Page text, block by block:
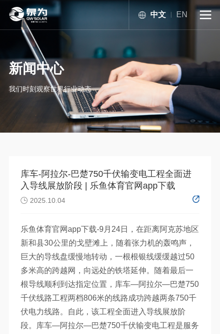
中文 EN 
新闻中心
我们时刻观察世界行业动态
库车-阿拉尔-巴楚750千伏输变电工程全面进
入导线展放阶段 | 乐鱼体育官网app下载
 2025.10.04
乐鱼体育官网app下载-9月24日，在距离阿克苏地区
新和县30公里的戈壁滩上，随着张力机的轰鸣声，
巨大的导线盘缓慢地转动，一根根银线缓缓越过50
多米高的跨越网，向远处的铁塔延伸。随着最后一
根导线顺利到达指定位置，库车—阿拉尔—巴楚750
千伏线路工程两档806米的线路成功跨越两条750千
伏电力线路。自此，该工程全面进入导线展放阶
段。库车—阿拉尔—巴楚750千伏输变电工程是服务